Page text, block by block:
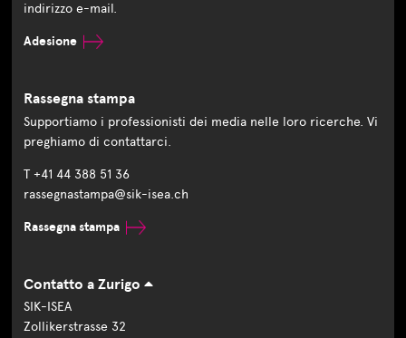
indirizzo e-mail.
Adesione
Rassegna stampa
Supportiamo i professionisti dei media nelle loro ricerche. Vi
preghiamo di contattarci.
T +41 44 388 51 36
rassegnastampa@sik-isea.ch
Rassegna stampa
Contatto a Zurigo
SIK-ISEA
Zollikerstrasse 32